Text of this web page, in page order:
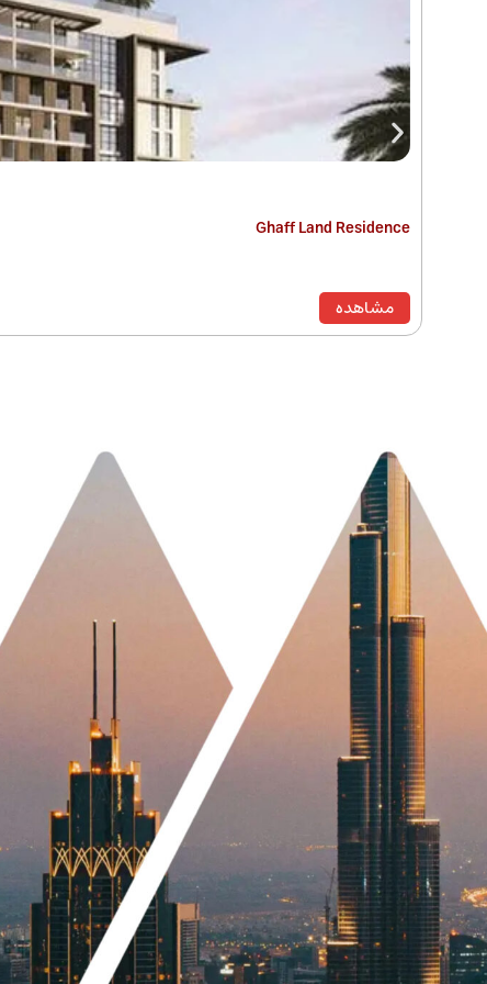
Ghaff Land Residence
مشاهده